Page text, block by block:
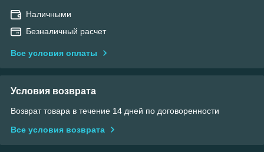
Наличными
Безналичный расчет
Все условия оплаты
Условия возврата
Возврат товара в течение 14 дней по договоренности
Все условия возврата